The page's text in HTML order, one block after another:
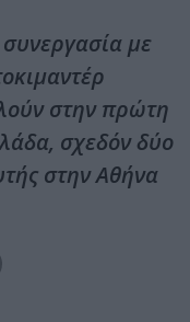
με
στην πρώτη
σχεδόν δύο
στην Αθήνα